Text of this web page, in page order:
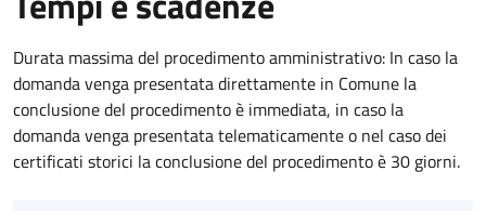
Durata massima del procedimento amministrativo: In caso la
domanda venga presentata direttamente in Comune la
conclusione del procedimento è immediata, in caso la
domanda venga presentata telematicamente o nel caso dei
certificati storici la conclusione del procedimento è 30 giorni.